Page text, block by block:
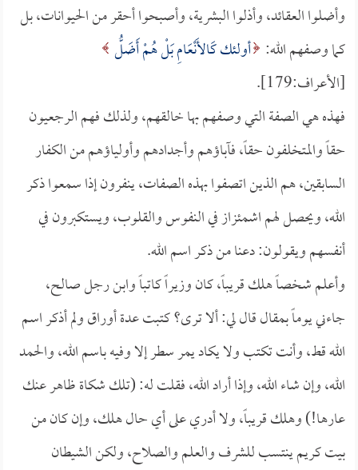
وأضلوا العقائد، وأذلوا البشرية، وأصبحوا أحقر من الحيوانات، بل
كما وصفهم الله: أولئك كَالأَنْعَامِ بَلْ هُمْ أَضَلُّ
[الأعراف:179].
فهذه هي الصفة التي وصفهم بها خالقهم، ولذلك فهم الرجعيون
حقاً والمتخلفون حقاً، فآباؤهم وأجدادهم وأولياؤهم من الكفار
السابقين، هم الذين اتصفوا بهذه الصفات، ينفرون إذا سمعوا ذكر
الله، ويحصل لهم اشمئزاز في النفوس والقلوب، ويستكبرون في
أنفسهم ويقولون: دعنا من ذكر اسم الله.
وأعلم شخصاً هلك قريباً، كان وزيراً كاتباً وابن رجل صالح،
جاءني يوماً بمقال قال لي: ألا ترى؟ كتبت عدة أوراق ولم أذكر اسم
الله قط، وأنت تكتب ولا يكاد يمر سطر إلا وفيه باسم الله، والحمد
الله، وإن شاء الله، وإذا أراد الله، فقلت له: (تلك شكاة ظاهر عنك
عارها!) وهلك قريباً، ولا أدري على أي حال هلك، وإن كان من
بيت كريم ينتسب للشرف والعلم والصلاح، ولكن الشيطان